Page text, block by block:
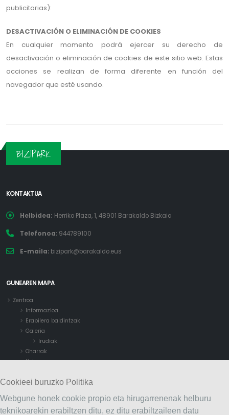
publicitarias):
DESACTIVACIÓN O ELIMINACIÓN DE COOKIES
En cualquier momento podrá ejercer su derecho de
desactivación o eliminación de cookies de este sitio web. Estas
acciones se realizan de forma diferente en función del
navegador que esté usando.
BIZIPARK
KONTAKTUA
Helbidea: Herriko Plaza, 1, 48901 Barakaldo Bizkaia
Telefonoa: 944789100
E-maila: bizipark@barakaldo.eus
GUNEAREN MAPA
Zentroa
Informazioa
Erabilera baldintzak
Galeria
Irudiak
Oharrak
Kokapena
Kontaktua
Cookieei buruzko Politika
Webgune honek cookie propio eta hirugarrenenak helburu
teknikoarekin erabiltzen ditu, ez ditu erabiltzaileen datu